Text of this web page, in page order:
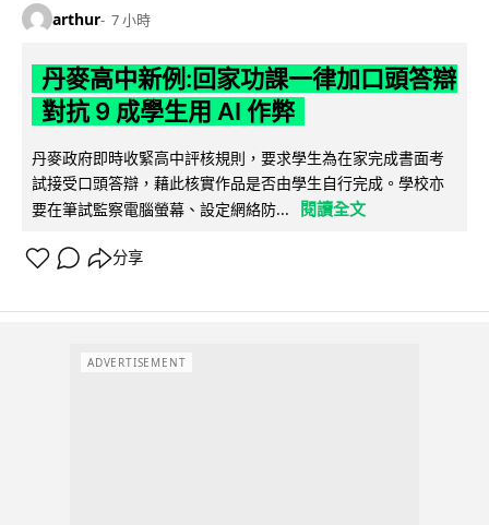
arthur 7 小時
丹麥高中新例:回家功課一律加口頭答辯
對抗 9 成學生用 AI 作弊
丹麥政府即時收緊高中評核規則，要求學生為在家完成書面考
試接受口頭答辯，藉此核實作品是否由學生自行完成。學校亦
要在筆試監察電腦螢幕、設定網絡防...
閱讀全文
分享
ADVERTISEMENT